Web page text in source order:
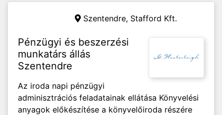
Szentendre, Stafford Kft.
Pénzügyi és beszerzési
munkatárs állás
Szentendre
Az iroda napi pénzügyi
adminisztrációs feladatainak ellátása Könyvelési
anyagok előkészítése a könyvelőiroda részére